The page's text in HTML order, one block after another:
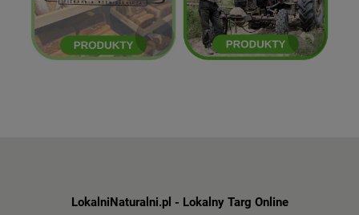
LokalniNaturalni.pl - Lokalny Targ Online